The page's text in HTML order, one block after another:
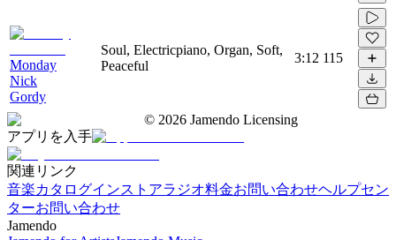
Monday
Nick
Gordy
Soul, Electricpiano, Organ, Soft,
Peaceful
3:12 115
© 2026 Jamendo Licensing
アプリを入手
関連リンク
音楽カタログインストアラジオ料金お問い合わせヘルプセン
ターお問い合わせ
Jamendo